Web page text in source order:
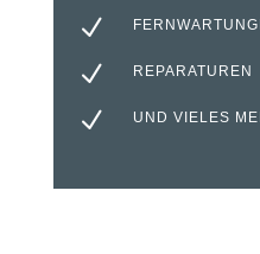
N
N REPARATUREN
N UND VIELES